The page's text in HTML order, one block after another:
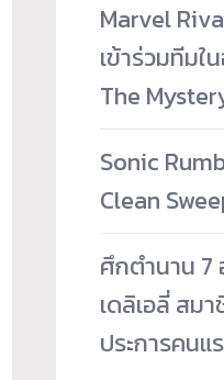
Marvel
เข้าร่วมทีมใ
The
Sonic
Clean
ศึกตำนาน 7
เดลิเอลี่ ส
ประการคนแ